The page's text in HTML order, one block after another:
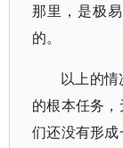
那里，是极
的。
以上的
的根本任务
们还没有形